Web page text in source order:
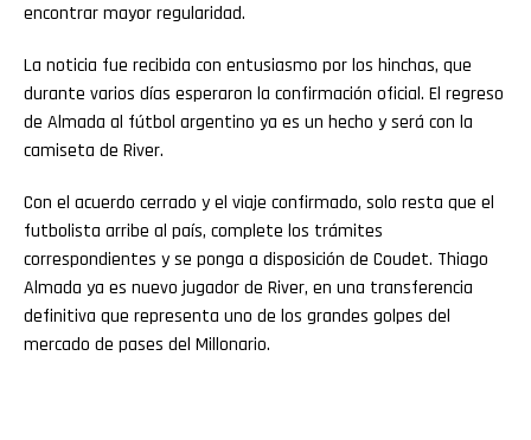
encontrar mayor regularidad.
La noticia fue recibida con entusiasmo por los hinchas, que
durante varios días esperaron la confirmación oficial. El regreso
de Almada al fútbol argentino ya es un hecho y será con la
camiseta de River.
Con el acuerdo cerrado y el viaje confirmado, solo resta que el
futbolista arribe al país, complete los trámites
correspondientes y se ponga a disposición de Coudet. Thiago
Almada ya es nuevo jugador de River, en una transferencia
definitiva que representa uno de los grandes golpes del
mercado de pases del Millonario.